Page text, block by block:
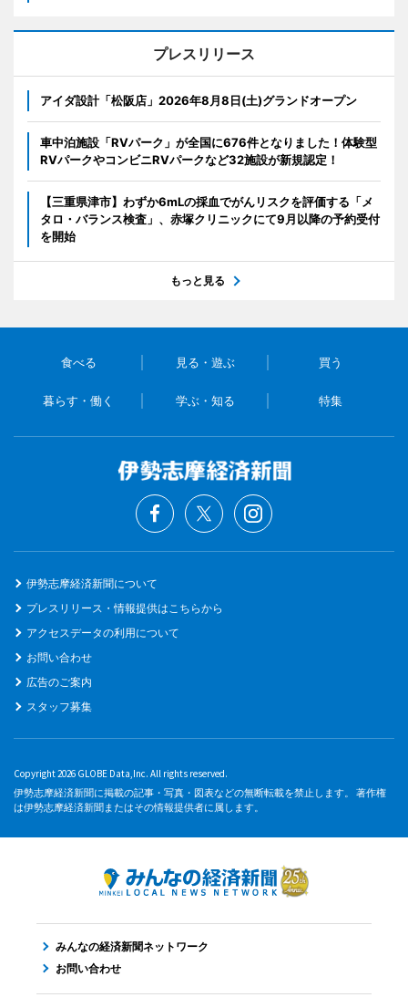
プレスリリース
アイダ設計「松阪店」2026年8月8日(土)グランドオープン
車中泊施設「RVパーク」が全国に676件となりました！体験型
RVパークやコンビニRVパークなど32施設が新規認定！
【三重県津市】わずか6mLの採血でがんリスクを評価する「メ
タロ・バランス検査」、赤塚クリニックにて9月以降の予約受付
を開始
もっと見る
食べる 見る・遊ぶ 買う
暮らす・働く 学ぶ・知る 特集
伊勢志摩経済新聞について
プレスリリース・情報提供はこちらから
アクセスデータの利用について
お問い合わせ
広告のご案内
スタッフ募集
Copyright 2026 GLOBE Data,Inc. All rights reserved.
伊勢志摩経済新聞に掲載の記事・写真・図表などの無断転載を禁止します。 著作権
は伊勢志摩経済新聞またはその情報提供者に属します。
みんなの経済新聞ネットワーク
お問い合わせ